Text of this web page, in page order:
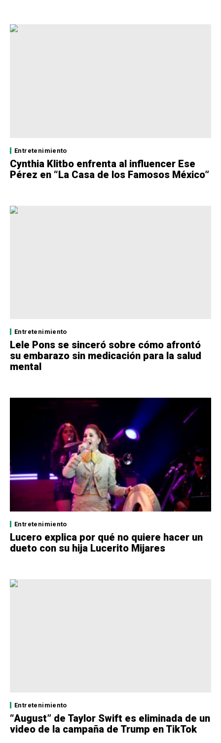
Entretenimiento
Cynthia Klitbo enfrenta al influencer Ese
Pérez en “La Casa de los Famosos México”
Entretenimiento
Lele Pons se sinceró sobre cómo afrontó
su embarazo sin medicación para la salud
mental
Entretenimiento
Lucero explica por qué no quiere hacer un
dueto con su hija Lucerito Mijares
Entretenimiento
“August” de Taylor Swift es eliminada de un
video de la campaña de Trump en TikTok